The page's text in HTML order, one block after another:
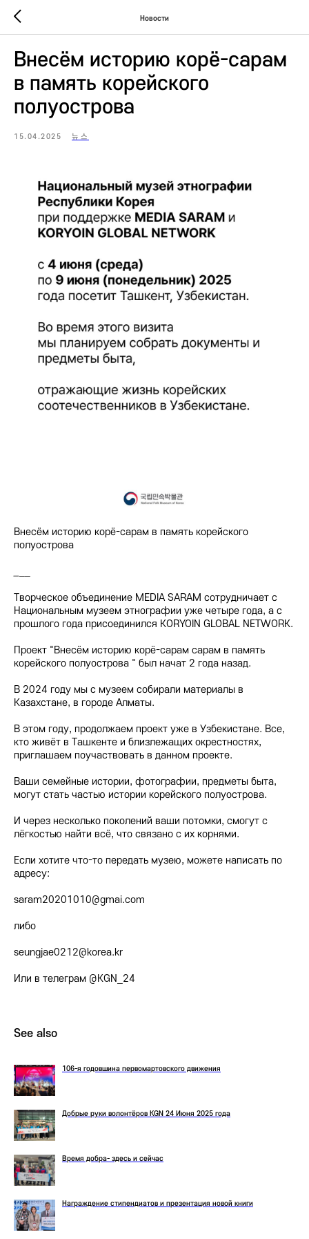
Новости
Внесём историю корё-сарам
в память корейского
полуострова
15.04.2025 뉴스
Внесём историю корё-сарам в память корейского
полуострова
Творческое объединение MEDIA SARAM сотрудничает с
Национальным музеем этнографии уже четыре года, а с
прошлого года присоединился KORYOIN GLOBAL NETWORK.
Проект "Внесём историю корё-сарам сарам в память
корейского полуострова " был начат 2 года назад.
В 2024 году мы с музеем собирали материалы в
Казахстане, в городе Алматы.
В этом году, продолжаем проект уже в Узбекистане. Все,
кто живёт в Ташкенте и близлежащих окрестностях,
приглашаем поучаствовать в данном проекте.
Ваши семейные истории, фотографии, предметы быта,
могут стать частью истории корейского полуострова.
И через несколько поколений ваши потомки, смогут с
лёгкостью найти всё, что связано с их корнями.
Если хотите что-то передать музею, можете написать по
адресу:
saram20201010@gmai.com
либо
seungjae0212@korea.kr
Или в телеграм @KGN_24
See also
106-я годовшина первомартовского движения
Добрые руки волонтёров KGN 24 Июня 2025 года
Время добра- здесь и сейчас
Награждение стипендиатов и презентация новой книги